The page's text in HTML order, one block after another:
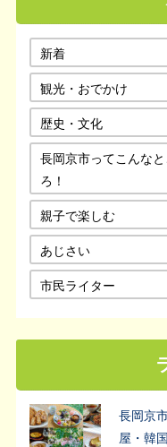
新着
観光・おでかけ
歴史・文化
長岡京市ってこんなと
ろ！
親子で楽しむ
あじさい
市民ライター
長岡京
屋・韓